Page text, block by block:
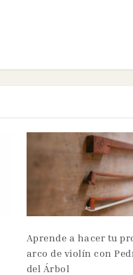
Aprende a hacer tu
arco de violín con
del Árbol